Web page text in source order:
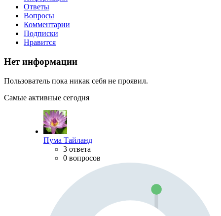
Ответы
Вопросы
Комментарии
Подписки
Нравится
Нет информации
Пользователь пока никак себя не проявил.
Самые активные сегодня
Пума Тайланд
3 ответа
0 вопросов